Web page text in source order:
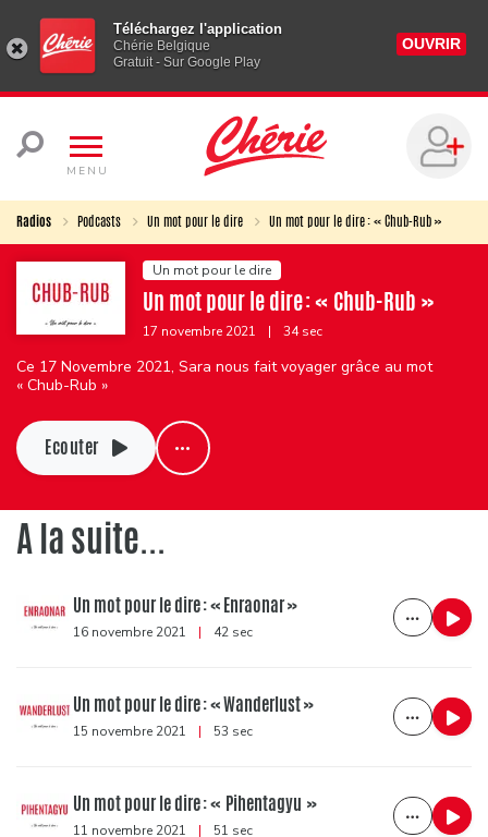
Téléchargez l'application
Chérie Belgique
Gratuit - Sur Google Play
OUVRIR
MENU
Radios Podcasts Un mot pour le dire Un mot pour le dire : « Chub-Rub »
Un mot pour le dire
Un mot pour le dire : « Chub-Rub »
17 novembre 2021 | 34 sec
Ce 17 Novembre 2021, Sara nous fait voyager grâce au mot
« Chub-Rub »
Ecouter
A la suite...
Un mot pour le dire : « Enraonar »
16 novembre 2021 | 42 sec
Un mot pour le dire : « Wanderlust »
15 novembre 2021 | 53 sec
Un mot pour le dire : « Pihentagyu »
11 novembre 2021 | 51 sec